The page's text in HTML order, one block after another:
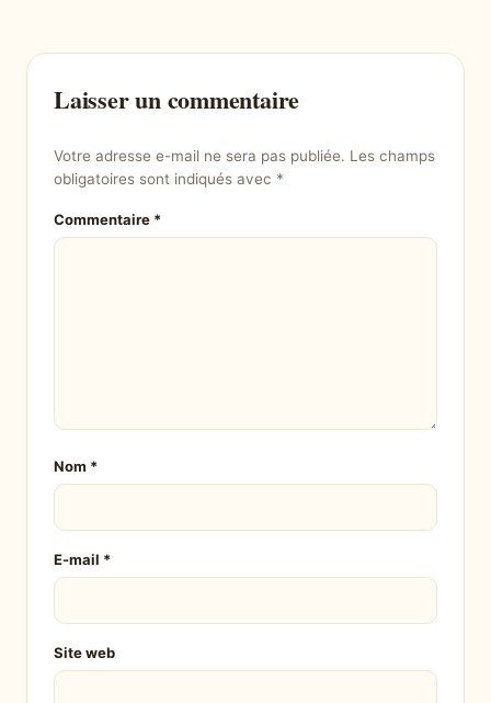
Laisser un commentaire
Votre adresse e-mail ne sera pas publiée. Les champs
obligatoires sont indiqués avec *
Commentaire *
Nom *
E-mail *
Site web